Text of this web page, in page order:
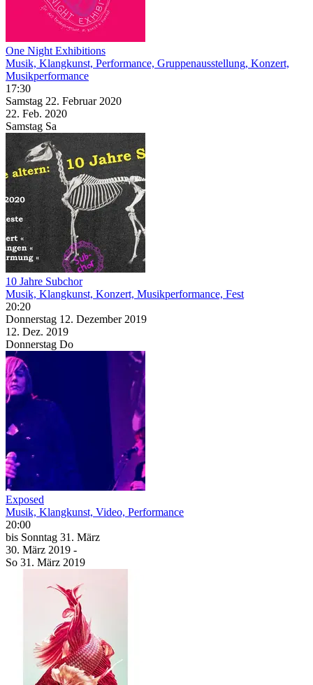
One Night Exhibitions
Musik, Klangkunst, Performance, Gruppenausstellung, Konzert,
Musikperformance
17:30
Samstag 22. Februar 2020
22. Feb. 2020
Samstag Sa
10 Jahre Subchor
Musik, Klangkunst, Konzert, Musikperformance, Fest
20:20
Donnerstag 12. Dezember 2019
12. Dez. 2019
Donnerstag Do
Exposed
Musik, Klangkunst, Video, Performance
20:00
bis Sonntag 31. März
30. März 2019 -
So 31. März 2019